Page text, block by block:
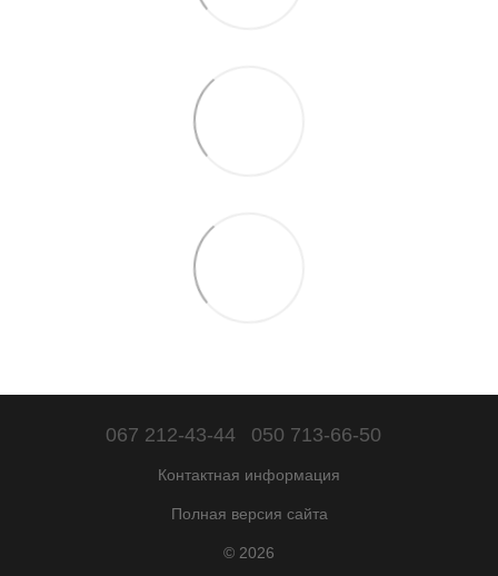
067 212-43-44 050 713-66-50
Контактная информация
Полная версия сайта
© 2026